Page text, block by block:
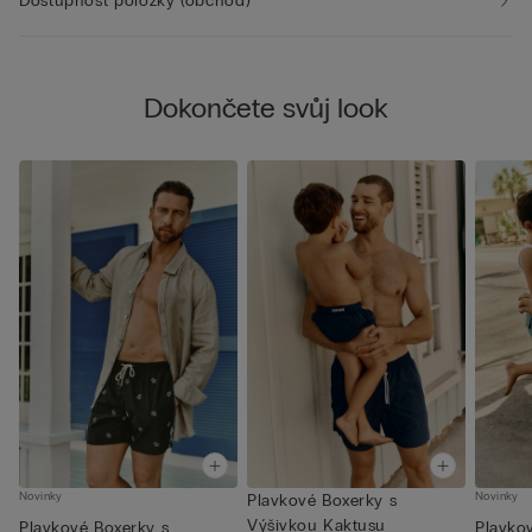
Dokončete svůj look
Novinky
Plavkové Boxerky s
Plavkové Boxerky s
Výšivkou Kaktusu
Novinky